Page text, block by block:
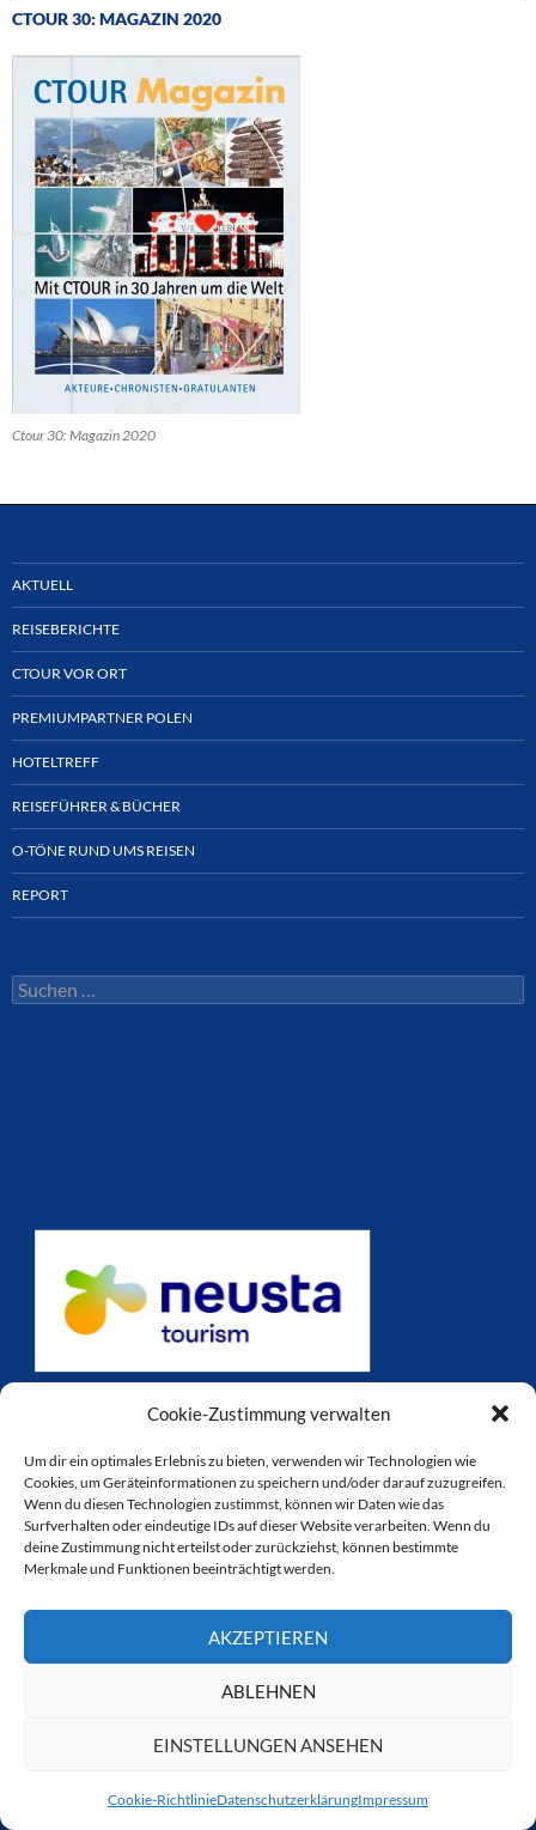
Cookie-Zustimmung verwalten
Um dir ein optimales Erlebnis zu bieten, verwenden wir Technologien wie
Cookies, um Geräteinformationen zu speichern und/oder darauf zuzugreifen.
Wenn du diesen Technologien zustimmst, können wir Daten wie das
Surfverhalten oder eindeutige IDs auf dieser Website verarbeiten. Wenn du
deine Zustimmung nicht erteilst oder zurückziehst, können bestimmte
Merkmale und Funktionen beeinträchtigt werden.
AKZEPTIEREN
ABLEHNEN
EINSTELLUNGEN ANSEHEN
Cookie-RichtlinieDatenschutzerklärungImpressum
CTOUR 30: MAGAZIN 2020
Ctour 30: Magazin 2020
AKTUELL
REISEBERICHTE
CTOUR VOR ORT
PREMIUMPARTNER POLEN
HOTELTREFF
REISEFÜHRER & BÜCHER
O-TÖNE RUND UMS REISEN
REPORT
Suchen
nach: